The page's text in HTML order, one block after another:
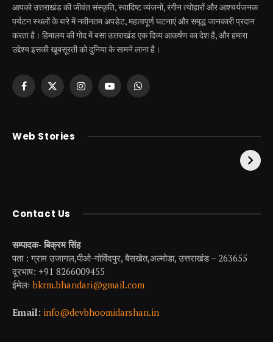
आपको उत्तराखंड की जीवंत संस्कृति, स्वादिष्ट व्यंजनों, रंगीन त्योहारों और आश्चर्यजनक
पर्यटन स्थलों के बारे में नवीनतम अपडेट, महत्वपूर्ण घटनाएं और समृद्ध जानकारी प्रदान
करता है। हिमालय की गोद में बसा उत्तराखंड एक दिव्य आकर्षण का देश है, और हमारा
उद्देश्य इसकी खूबसूरती को दुनिया के सामने लाना है।
Facebook
X
InstagramYouTubeWhatsApp
Web Stories
केदारनाथ से पहले होती है
उत्तराखंड की एक ऐसी
Contact Us
सम्पादक- बिक्रम सिंह
पता : ग्राम उजागल,पीओ-गोविंदपुर, बैसखेत,अल्मोडा, उत्तराखंड – 263655
दूरभाष: +91 8266009455
ईमेलःbkrm.bhandari@gmail.com
Email: info@devbhoomidarshan.in